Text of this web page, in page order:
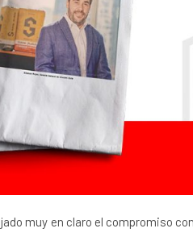
muy en claro el compromiso